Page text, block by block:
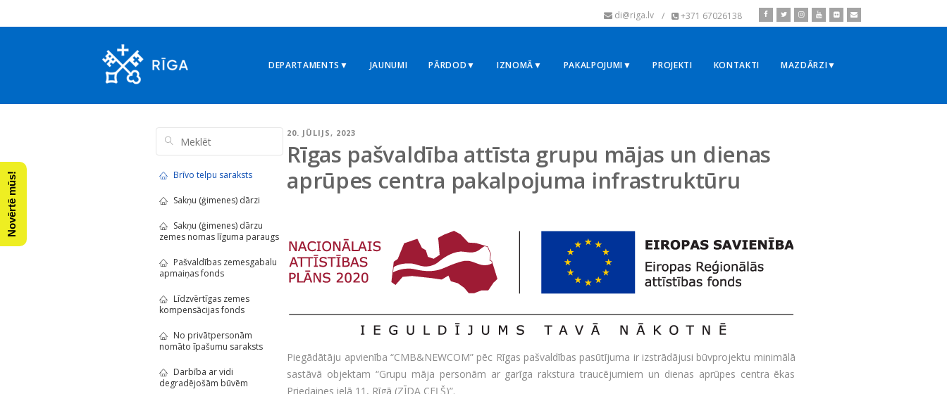
di@riga.lv / +371 67026138
DEPARTAMENTS▼ JAUNUMI PĀRDOD▼ IZNOMĀ▼ PAKALPOJUMI▼ PROJEKTI KONTAKTI MAZDĀRZI▼
20. JŪLIJS, 2023
Rīgas pašvaldība attīsta grupu mājas un dienas
aprūpes centra pakalpojuma infrastruktūru
Piegādātāju apvienība “CMB&NEWCOM” pēc Rīgas pašvaldības pasūtījuma ir izstrādājusi būvprojektu minimālā
sastāvā objektam “Grupu māja personām ar garīga rakstura traucējumiem un dienas aprūpes centra ēkas
Priedaines ielā 11, Rīgā (ZĪDA CEĻŠ)”.
Brīvo telpu saraksts
Sakņu (ģimenes) dārzi
Sakņu (ģimenes) dārzu
zemes nomas līguma paraugs
Pašvaldības zemesgabalu
apmaiņas fonds
Līdzvērtīgas zemes
kompensācijas fonds
No privātpersonām
nomāto īpašumu saraksts
Darbība ar vidi
degradējošām būvēm
Novērtē mūs!